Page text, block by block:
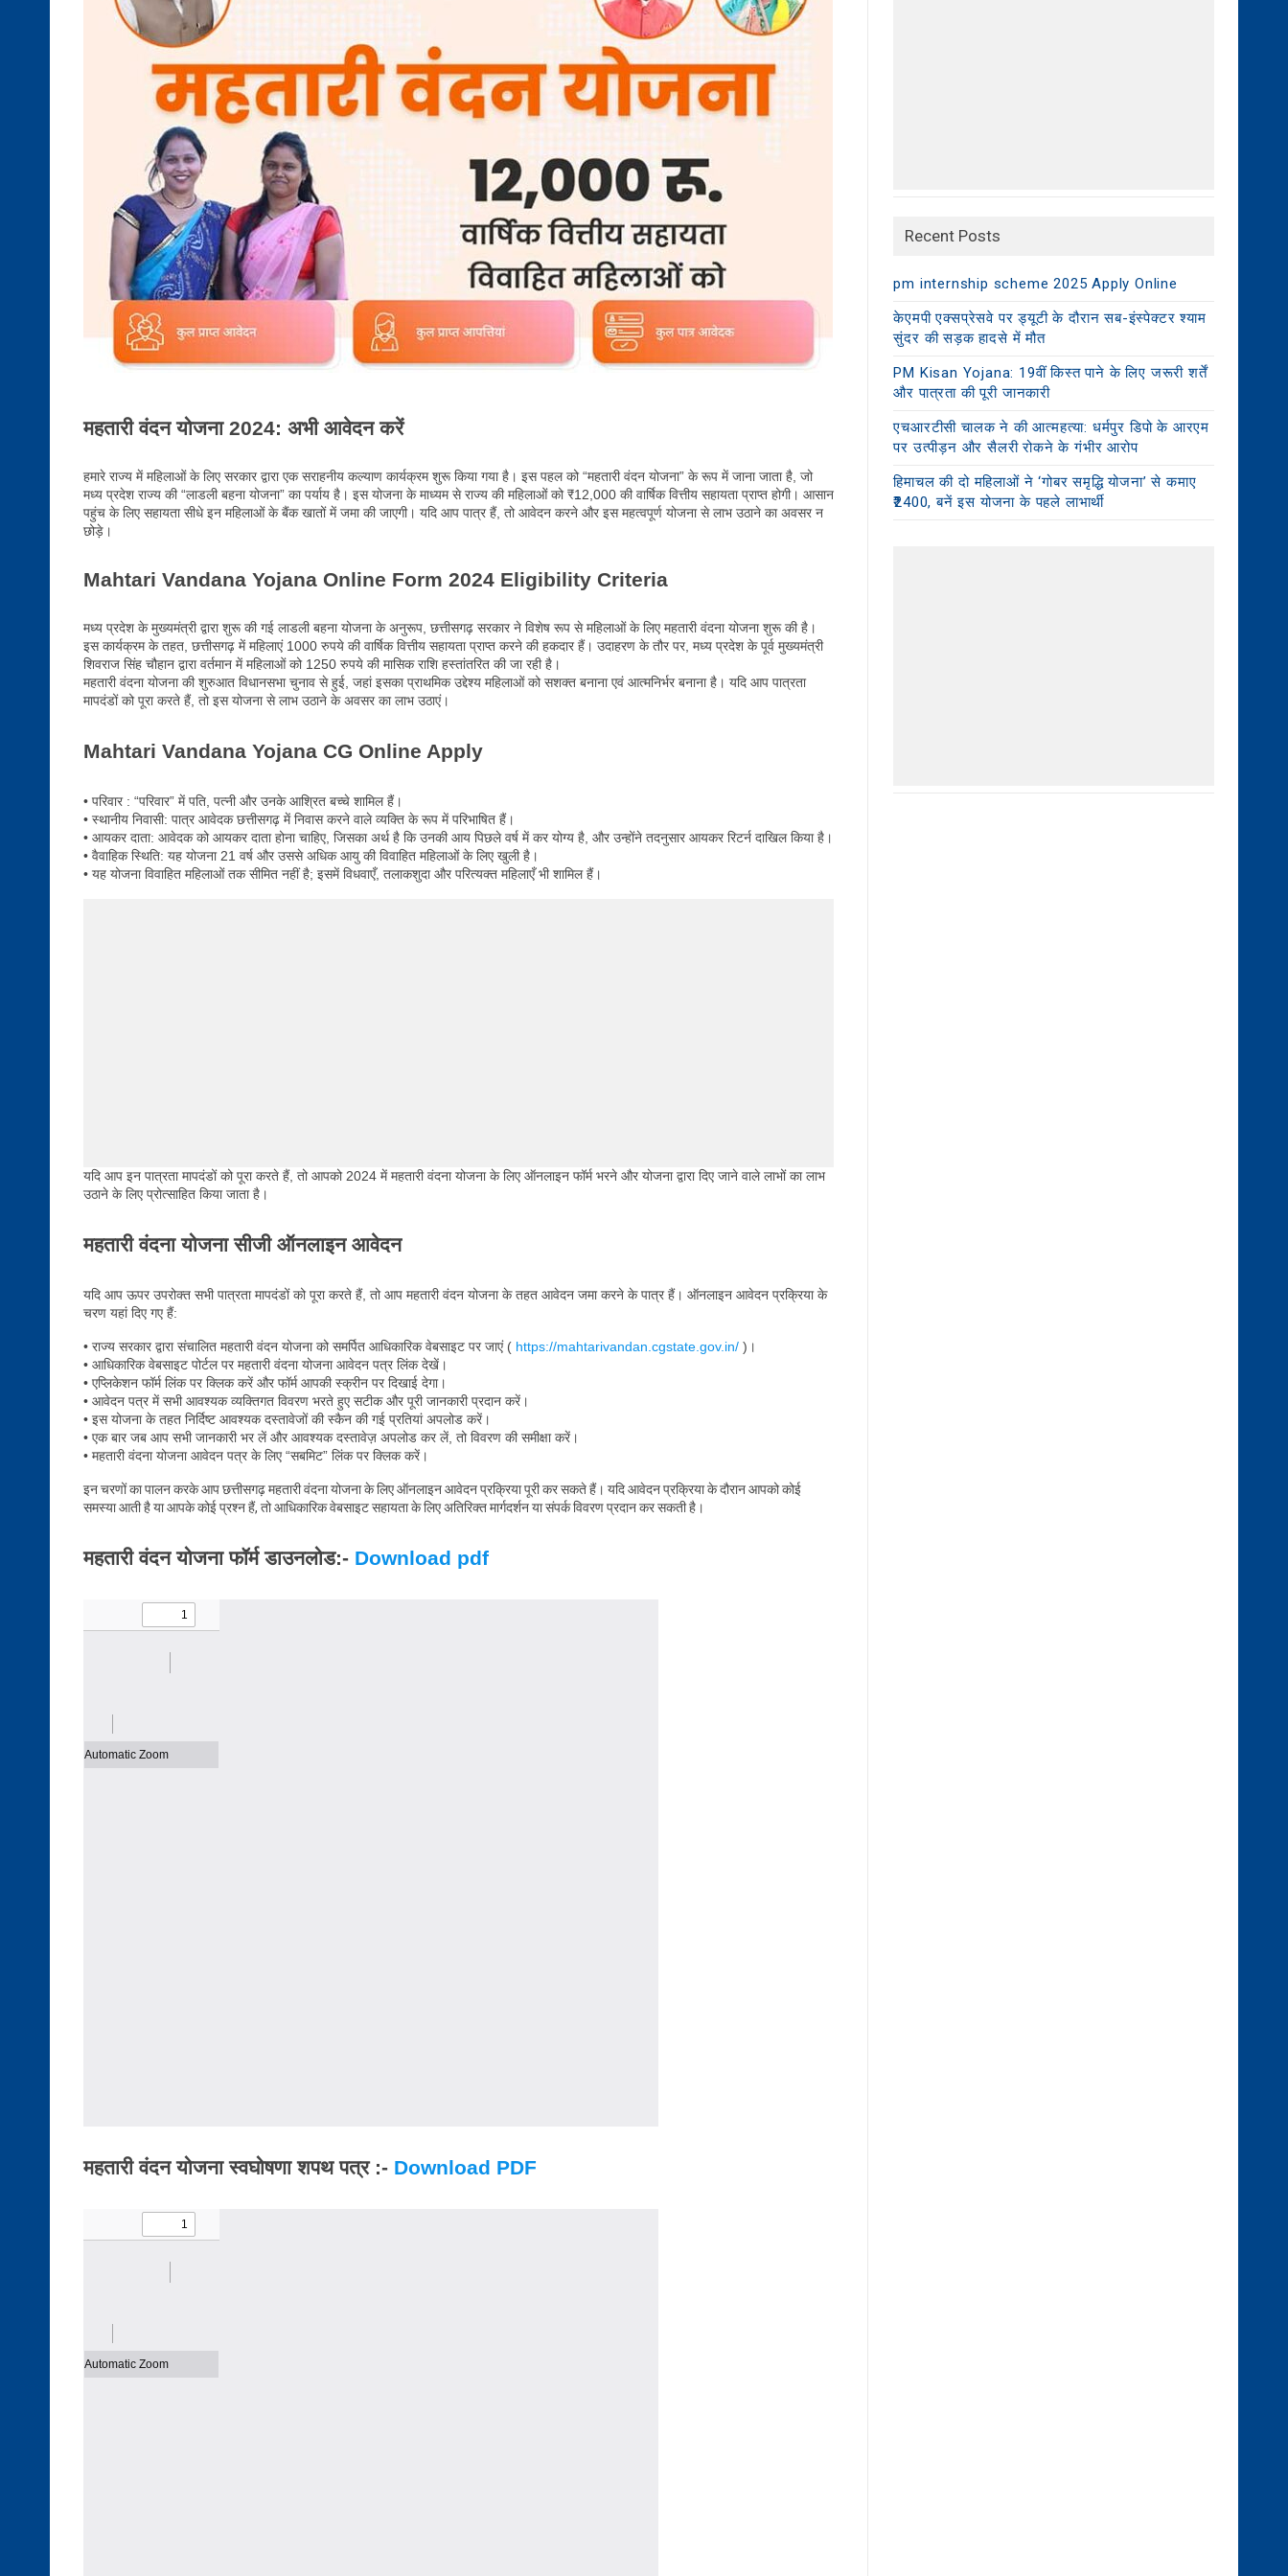
महतारी वंदन योजना 2024: अभी आवेदन करें
हमारे राज्य में महिलाओं के लिए सरकार द्वारा एक सराहनीय कल्याण कार्यक्रम शुरू किया गया है। इस पहल को “महतारी वंदन योजना” के रूप में जाना जाता है, जो
मध्य प्रदेश राज्य की “लाडली बहना योजना” का पर्याय है। इस योजना के माध्यम से राज्य की महिलाओं को ₹12,000 की वार्षिक वित्तीय सहायता प्राप्त होगी। आसान
पहुंच के लिए सहायता सीधे इन महिलाओं के बैंक खातों में जमा की जाएगी। यदि आप पात्र हैं, तो आवेदन करने और इस महत्वपूर्ण योजना से लाभ उठाने का अवसर न
छोड़े।
Mahtari Vandana Yojana Online Form 2024 Eligibility Criteria
मध्य प्रदेश के मुख्यमंत्री द्वारा शुरू की गई लाडली बहना योजना के अनुरूप, छत्तीसगढ़ सरकार ने विशेष रूप से महिलाओं के लिए महतारी वंदना योजना शुरू की है।
इस कार्यक्रम के तहत, छत्तीसगढ़ में महिलाएं 1000 रुपये की वार्षिक वित्तीय सहायता प्राप्त करने की हकदार हैं। उदाहरण के तौर पर, मध्य प्रदेश के पूर्व मुख्यमंत्री
शिवराज सिंह चौहान द्वारा वर्तमान में महिलाओं को 1250 रुपये की मासिक राशि हस्तांतरित की जा रही है।
महतारी वंदना योजना की शुरुआत विधानसभा चुनाव से हुई, जहां इसका प्राथमिक उद्देश्य महिलाओं को सशक्त बनाना एवं आत्मनिर्भर बनाना है। यदि आप पात्रता
मापदंडों को पूरा करते हैं, तो इस योजना से लाभ उठाने के अवसर का लाभ उठाएं।
Mahtari Vandana Yojana CG Online Apply
• परिवार : “परिवार” में पति, पत्नी और उनके आश्रित बच्चे शामिल हैं।
• स्थानीय निवासी: पात्र आवेदक छत्तीसगढ़ में निवास करने वाले व्यक्ति के रूप में परिभाषित हैं।
• आयकर दाता: आवेदक को आयकर दाता होना चाहिए, जिसका अर्थ है कि उनकी आय पिछले वर्ष में कर योग्य है, और उन्होंने तदनुसार आयकर रिटर्न दाखिल किया है।
• वैवाहिक स्थिति: यह योजना 21 वर्ष और उससे अधिक आयु की विवाहित महिलाओं के लिए खुली है।
• यह योजना विवाहित महिलाओं तक सीमित नहीं है; इसमें विधवाएँ, तलाकशुदा और परित्यक्त महिलाएँ भी शामिल हैं।
यदि आप इन पात्रता मापदंडों को पूरा करते हैं, तो आपको 2024 में महतारी वंदना योजना के लिए ऑनलाइन फॉर्म भरने और योजना द्वारा दिए जाने वाले लाभों का लाभ
उठाने के लिए प्रोत्साहित किया जाता है।
महतारी वंदना योजना सीजी ऑनलाइन आवेदन
यदि आप ऊपर उपरोक्त सभी पात्रता मापदंडों को पूरा करते हैं, तो आप महतारी वंदन योजना के तहत आवेदन जमा करने के पात्र हैं। ऑनलाइन आवेदन प्रक्रिया के
चरण यहां दिए गए हैं:
• राज्य सरकार द्वारा संचालित महतारी वंदन योजना को समर्पित आधिकारिक वेबसाइट पर जाएं ( https://mahtarivandan.cgstate.gov.in/)।
• आधिकारिक वेबसाइट पोर्टल पर महतारी वंदना योजना आवेदन पत्र लिंक देखें।
• एप्लिकेशन फॉर्म लिंक पर क्लिक करें और फॉर्म आपकी स्क्रीन पर दिखाई देगा।
• आवेदन पत्र में सभी आवश्यक व्यक्तिगत विवरण भरते हुए सटीक और पूरी जानकारी प्रदान करें।
• इस योजना के तहत निर्दिष्ट आवश्यक दस्तावेजों की स्कैन की गई प्रतियां अपलोड करें।
• एक बार जब आप सभी जानकारी भर लें और आवश्यक दस्तावेज़ अपलोड कर लें, तो विवरण की समीक्षा करें।
• महतारी वंदना योजना आवेदन पत्र के लिए “सबमिट” लिंक पर क्लिक करें।
इन चरणों का पालन करके आप छत्तीसगढ़ महतारी वंदना योजना के लिए ऑनलाइन आवेदन प्रक्रिया पूरी कर सकते हैं। यदि आवेदन प्रक्रिया के दौरान आपको कोई
समस्या आती है या आपके कोई प्रश्न हैं, तो आधिकारिक वेबसाइट सहायता के लिए अतिरिक्त मार्गदर्शन या संपर्क विवरण प्रदान कर सकती है।
महतारी वंदन योजना फॉर्म डाउनलोड:- Download pdf
महतारी वंदन योजना स्वघोषणा शपथ पत्र :- Download PDF
Recent Posts
pm internship scheme 2025 Apply Online
केएमपी एक्सप्रेसवे पर ड्यूटी के दौरान सब-इंस्पेक्टर श्याम
सुंदर की सड़क हादसे में मौत
PM Kisan Yojana: 19वीं किस्त पाने के लिए जरूरी शर्तें
और पात्रता की पूरी जानकारी
एचआरटीसी चालक ने की आत्महत्या: धर्मपुर डिपो के आरएम
पर उत्पीड़न और सैलरी रोकने के गंभीर आरोप
हिमाचल की दो महिलाओं ने ‘गोबर समृद्धि योजना’ से कमाए
₹2400, बनें इस योजना के पहले लाभार्थी